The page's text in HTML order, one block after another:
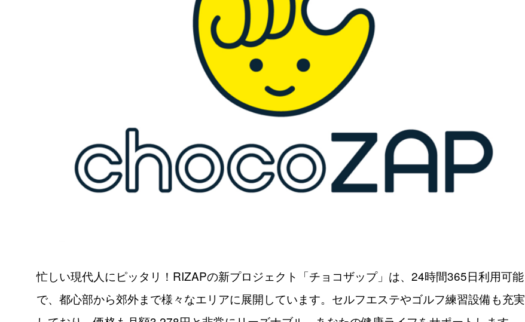
忙しい現代人にピッタリ！RIZAPの新プロジェクト「チョコザップ」は、24時間365日利用可能
で、都心部から郊外まで様々なエリアに展開しています。セルフエステやゴルフ練習設備も充実